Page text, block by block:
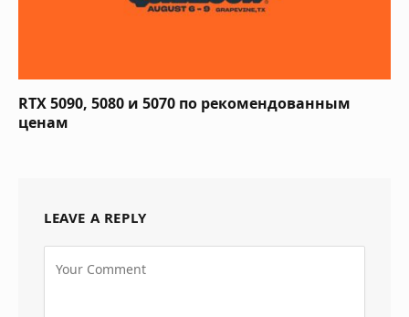
RTX 5090, 5080 и 5070 по рекомендованным
ценам
LEAVE A REPLY